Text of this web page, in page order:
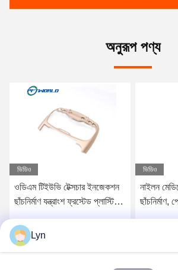
অনুরূপ পণ্য
ভিডিও
ওডিএম টিইউভি টেক্সচার ইনজেকশন
ছাঁচনির্মাণ যন্ত্রাংশ ফ্রস্টেড প্লাস্টিক
ভিডিও
নাইলন
Lyn